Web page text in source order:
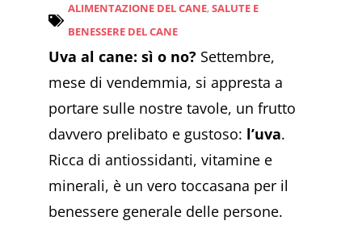
ALIMENTAZIONE DEL CANE, SALUTE E
BENESSERE DEL CANE
Uva al cane: sì o no? Settembre,
mese di vendemmia, si appresta a
portare sulle nostre tavole, un frutto
davvero prelibato e gustoso: l’uva.
Ricca di antiossidanti, vitamine e
minerali, è un vero toccasana per il
benessere generale delle persone.